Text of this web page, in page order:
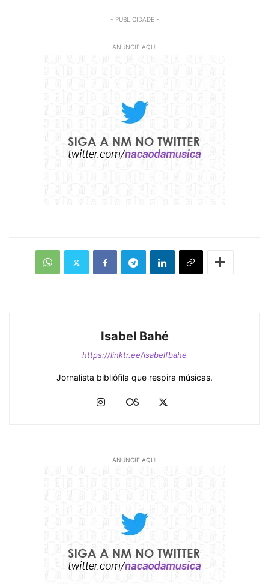
- PUBLICIDADE -
- ANUNCIE AQUI -
Isabel Bahé
https://linktr.ee/isabelfbahe
Jornalista bibliófila que respira músicas.
- ANUNCIE AQUI -